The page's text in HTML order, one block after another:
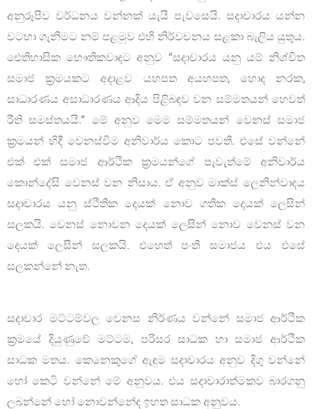
අනුරූපීව වර්ධනය වන්නක් යැයි පැවසෙයි. සදාචාරය යන්න
වටහා ගැනීමට නම් පළමුව එහි නිර්වචනය සළකා බැලිය යුතුය.
ඓතිහාසික භෞතිකවාදට අනුව “සදාචාරය යනු යම් නිශ්චිත
සමාජ ක්‍රමයකට අදාළව යහපත අයහපත, හොද නරක,
සාධාරණය අසාධාරණය ආදිය පිළිබඳව වන සම්මතයන් හෙවත්
රීති සමස්තයයි.” මේ අනුව මෙම සම්මතයන් වෙනස් සමාජ
ක්‍රමයන් හිදී වෙනස්වීම අනිවාර්ය කොට පවතී. එසේ වන්නේ
එක් එක් සමාජ ආර්ථික ක්‍රමයන්ගේ පැවැත්මේ අනිවාර්ය
කොන්දේසි වෙනස් වන නිසාය. ඒ අනුව මාක්ස් ලෙනින්වාදය
සදාචාරය යනු ස්ථිතික දෙයක් නොව ගතික දෙයක් ලෙසින්
සලකයි. වෙනස් නොවන දෙයක් ලෙසින් නොව වෙනස් වන
දෙයක් ලෙසින් සලකයි. එහෙත් පංති සමාජය එය එසේ
සලකන්නේ නැත.
සදාචාර මට්ටම්වල වෙනස නිර්ණය වන්නේ සමාජ ආර්ථික
ක්‍රමයේ දියුණුවේ මට්ටම, පරිසර සාධක හා සමාජ ආර්ථික
සාධක මතය. කෙනෙකුගේ ඇඳුම සදාචාරය අනුව දිගු වන්නේ
හෝ කෙටි වන්නේ මේ අනුවය. එය සදාචාරාත්මකව බාරගනු
ලබන්නේ හෝ නොවන්නේද ඉහත සාධක අනුවය.